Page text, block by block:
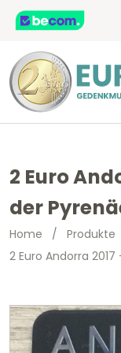
2 Euro
der
Home / Produkte
2 Euro Andorra